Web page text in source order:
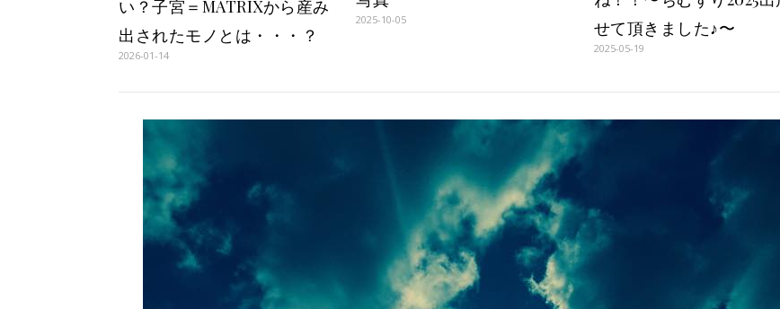
い？子宮＝MATRIXから産み
出されたモノとは・・・？
2026-01-14
2025-10-05
せて頂きました♪〜
2025-05-19